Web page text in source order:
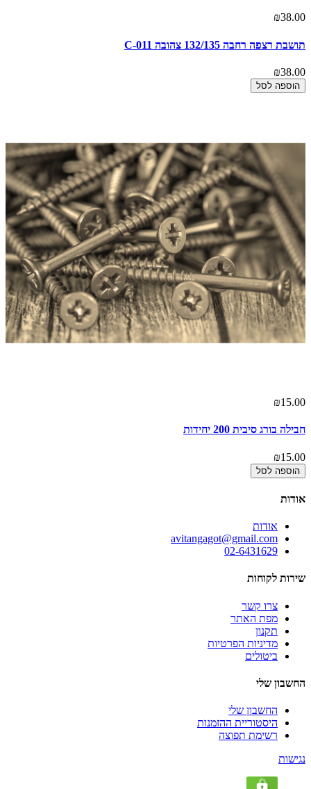
₪38.00
תושבת רצפה רחבה 132/135 צהובה C-011
₪38.00
הוספה לסל
₪15.00
חבילה בורג סיבית 200 יחידות
₪15.00
הוספה לסל
אודות
אודות
avitangagot@gmail.com
02-6431629
שירות לקוחות
צרו קשר
מפת האתר
תקנון
מדיניות הפרטיות
ביטולים
החשבון שלי
החשבון שלי
היסטוריית ההזמנות
רשימת תפוצה
נגישות